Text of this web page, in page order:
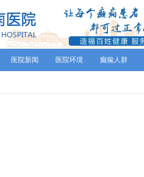
医院新闻 医院环境 癫痫人群